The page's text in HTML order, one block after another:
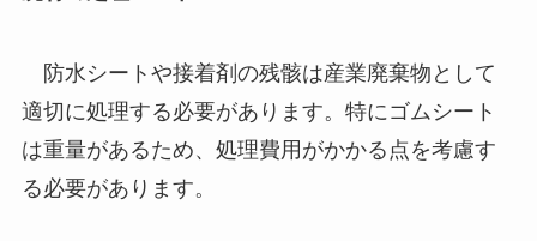
防水シートや接着剤の残骸は産業廃棄物として
適切に処理する必要があります。特にゴムシート
は重量があるため、処理費用がかかる点を考慮す
る必要があります。